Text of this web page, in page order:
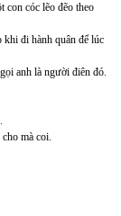
con cóc lẽo đẽo theo
khi đi hành quân để lúc
anh là người điên đó.
mà coi.